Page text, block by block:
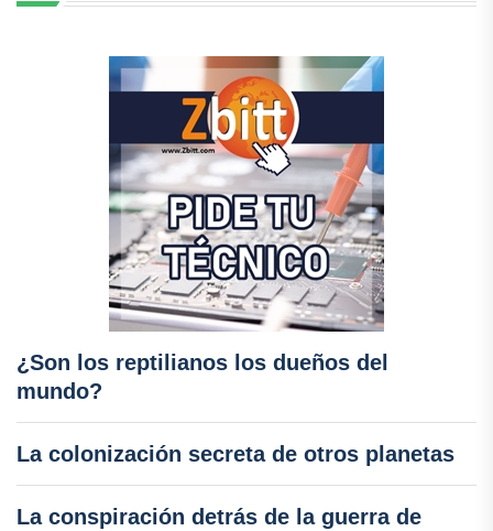
¿Son los reptilianos los dueños del
mundo?
La colonización secreta de otros planetas
La conspiración detrás de la guerra de